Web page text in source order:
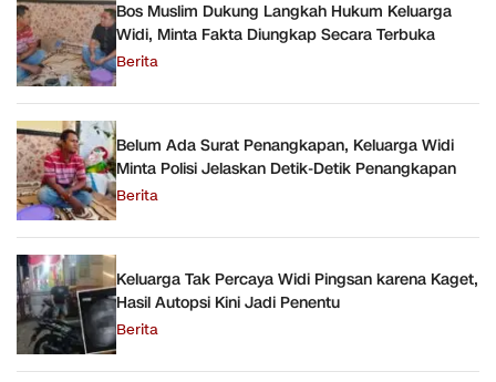
Bos Muslim Dukung Langkah Hukum Keluarga
Widi, Minta Fakta Diungkap Secara Terbuka
Berita
Belum Ada Surat Penangkapan, Keluarga Widi
Minta Polisi Jelaskan Detik-Detik Penangkapan
Berita
Keluarga Tak Percaya Widi Pingsan karena Kaget,
Hasil Autopsi Kini Jadi Penentu
Berita